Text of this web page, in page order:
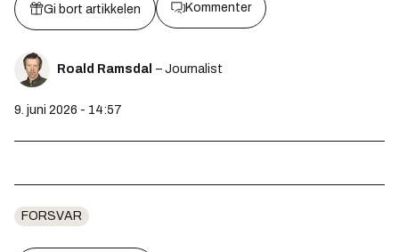
Gi bort artikkelen Kommenter
Roald Ramsdal – Journalist
9. juni 2026 - 14:57
FORSVAR